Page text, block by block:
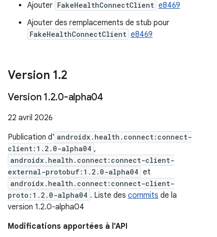
Ajouter FakeHealthConnectClient e8469
Ajouter des remplacements de stub pour
FakeHealthConnectClient e8469
Version 1.2
Version 1.2.0-alpha04
22 avril 2026
Publication d' androidx.health.connect:connect-
client:1.2.0-alpha04 ,
androidx.health.connect:connect-client-
external-protobuf:1.2.0-alpha04 et
androidx.health.connect:connect-client-
proto:1.2.0-alpha04 . Liste des commits de la
version 1.2.0-alpha04
Modifications apportées à l'API